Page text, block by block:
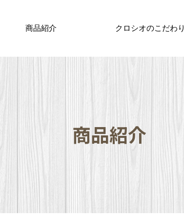
商品紹介 クロシオのこだわり
商品紹介